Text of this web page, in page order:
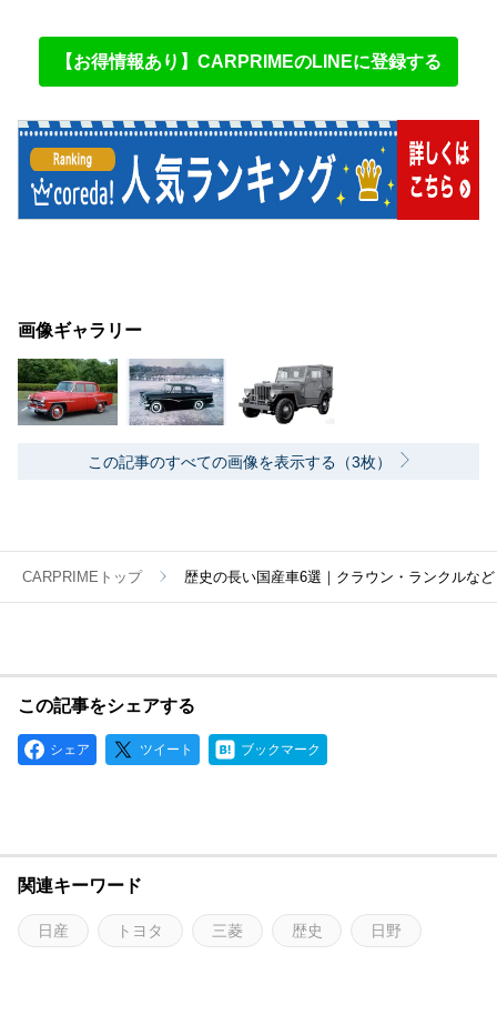
【お得情報あり】CARPRIMEのLINEに登録する
画像ギャラリー
この記事のすべての画像を表示する（3枚）
CARPRIMEトップ 歴史の長い国産車6選｜クラウン・ランクルなど
この記事をシェアする
シェア ツイート ブックマーク
関連キーワード
日産 トヨタ 三菱 歴史 日野